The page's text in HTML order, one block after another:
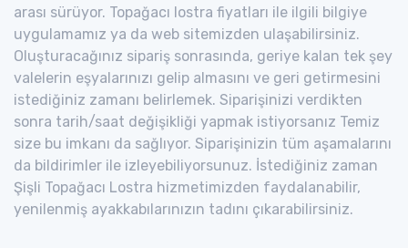
arası sürüyor. Topağacı lostra fiyatları ile ilgili bilgiye
uygulamamız ya da web sitemizden ulaşabilirsiniz.
Oluşturacağınız sipariş sonrasında, geriye kalan tek şey
valelerin eşyalarınızı gelip almasını ve geri getirmesini
istediğiniz zamanı belirlemek. Siparişinizi verdikten
sonra tarih/saat değişikliği yapmak istiyorsanız Temiz
size bu imkanı da sağlıyor. Siparişinizin tüm aşamalarını
da bildirimler ile izleyebiliyorsunuz. İstediğiniz zaman
Şişli Topağacı Lostra hizmetimizden faydalanabilir,
yenilenmiş ayakkabılarınızın tadını çıkarabilirsiniz.